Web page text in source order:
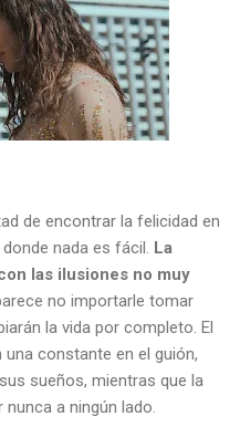
de encontrar la felicidad en
nada es fácil. La
las ilusiones no muy
no importarle tomar
la vida por completo. El
constante en el guión,
sueños, mientras que la
a ningún lado.